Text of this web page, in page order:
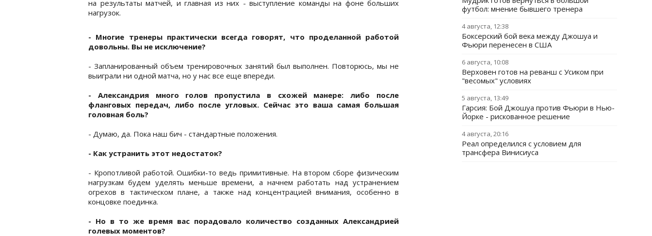
на результаты матчей, и главная из них - выступление команды на фоне больших
нагрузок.
- Многие тренеры практически всегда говорят, что проделанной работой
довольны. Вы не исключение?
- Запланированный объем тренировочных занятий был выполнен. Повторюсь, мы не
выиграли ни одной матча, но у нас все еще впереди.
- Александрия много голов пропустила в схожей манере: либо после
фланговых передач, либо после угловых. Сейчас это ваша самая большая
головная боль?
- Думаю, да. Пока наш бич - стандартные положения.
- Как устранить этот недостаток?
- Кропотливой работой. Ошибки-то ведь примитивные. На втором сборе физическим
нагрузкам будем уделять меньше времени, а начнем работать над устранением
огрехов в тактическом плане, а также над концентрацией внимания, особенно в
концовке поединка.
- Но в то же время вас порадовало количество созданных Александрией
голевых моментов?
футбол: мнение бывшего тренера
4 августа, 12:38
Боксерский бой века между Джошуа и
Фьюри перенесен в США
6 августа, 10:08
Верховен готов на реванш с Усиком при
"весомых" условиях
5 августа, 13:49
Гарсия: Бой Джошуа против Фьюри в Нью-
Йорке - рискованное решение
4 августа, 20:16
Реал определился с условием для
трансфера Винисиуса